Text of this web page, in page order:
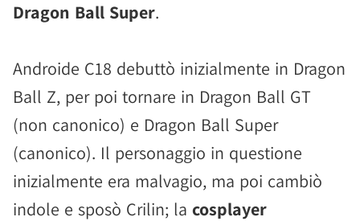
Dragon Ball Super.
Androide C18 debuttò inizialmente in Dragon
Ball Z, per poi tornare in Dragon Ball GT
(non canonico) e Dragon Ball Super
(canonico). Il personaggio in questione
inizialmente era malvagio, ma poi cambiò
indole e sposò Crilin; la cosplayer